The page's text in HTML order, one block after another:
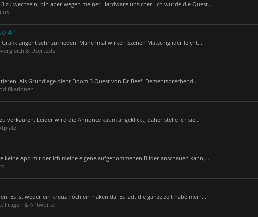
zu wechseln, bin aber wegen meiner Hardware unsicher. Ich würde die Quest...
4?
angeht sehr zufrieden. Manchmal wirken Szenen Matschig ider leicht...
& Usertests
Als Grundlage dient Doom 3 Quest von Dr Beef. Dementsprechend...
verkaufen. Leider wird die Annonce kaum angeklickt, daher stelle ich sie...
App mit der ich meine eigene aufgenommenen Bilder anschauen kann,...
Es ist weder ein kreuz noch ein haken da. Es lädt die ganze zeit habe mein...
Fragen & Antworten